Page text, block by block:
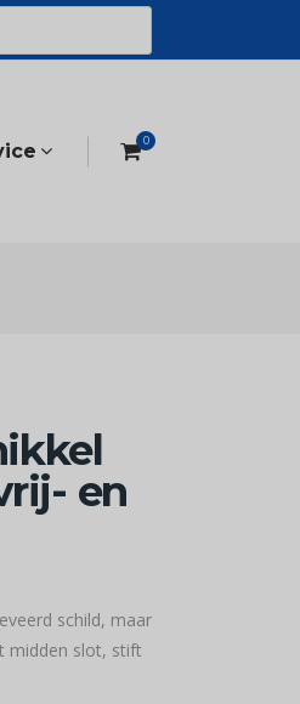
0
en
schild, maar
midden slot, stift